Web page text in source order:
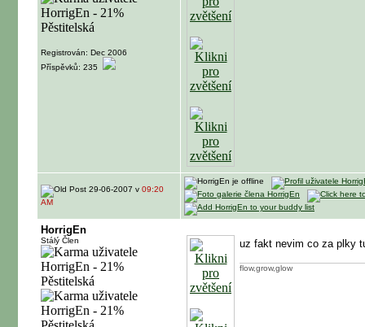
Registrován: Dec 2006
Příspěvků: 235
29-06-2007 v 09:20
AM
HorrigEn
Stálý Člen uz fakt nevim co za plky
flow,grow,glow